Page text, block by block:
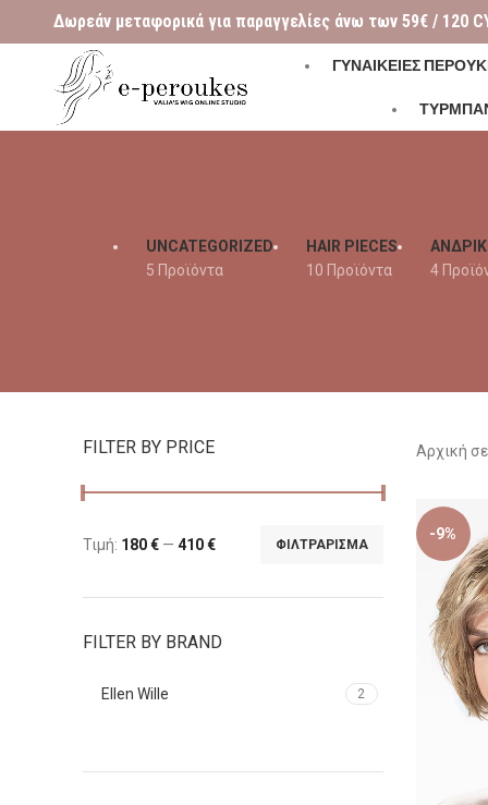
Δωρεάν μεταφορικά για παραγγελίες άνω των 59€ / 120
ΓΥΝΑΙΚΕΊΕΣ
UNCATEGORIZED
5 Προϊόντα
HAIR PIECES
10 Προϊόντα
4
FILTER BY PRICE
ΦΙΛΤΡΆΡΙΣΜΑ
Τιμή: 180 € — 410 €
FILTER BY BRAND
Ellen Wille 2
Αρχική
-9%